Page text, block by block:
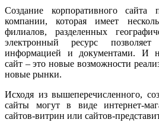
Создание корпоративного сайта
компании, которая имеет
филиалов, разделенных
электронный ресурс
информацией и документами. И
сайт – это новые возможности
новые рынки.
Исходя из вышеперечисленного,
сайты могут в виде интернет-
сайтов-витрин или сайтов-